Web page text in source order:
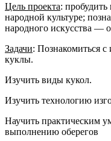
Цель проекта: пробудить
народной культуре;
народного искусства —
Задачи: Познакомиться
куклы.
Изучить виды кукол.
Изучить технологию
Научить практическим
выполнению оберегов